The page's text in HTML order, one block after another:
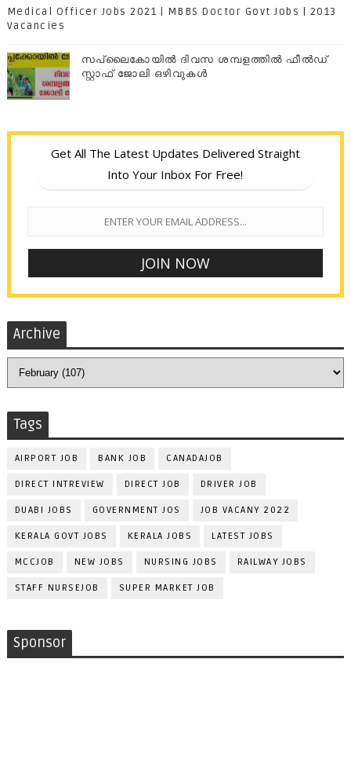
Medical Officer Jobs 2021 | MBBS Doctor Govt Jobs | 2013
Vacancies
സപ്ലൈകോയില്‍ ദിവസ ശമ്പളത്തിൽ ഫീല്‍ഡ്
സ്റ്റാഫ് ജോലി ഒഴിവുകൾ
Get All The Latest Updates Delivered Straight
Into Your Inbox For Free!
Archive
Tags
AIRPORT JOB BANK JOB CANADAJOB
DIRECT INTREVIEW DIRECT JOB DRIVER JOB
DUABI JOBS GOVERNMENT JOS JOB VACANY 2022
KERALA GOVT JOBS KERALA JOBS LATEST JOBS
MCCJOB NEW JOBS NURSING JOBS RAILWAY JOBS
STAFF NURSEJOB SUPER MARKET JOB
Sponsor